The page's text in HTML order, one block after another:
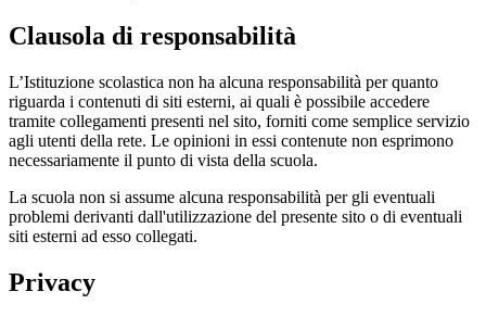
Clausola di responsabilità
L’Istituzione scolastica non ha alcuna responsabilità per quanto
riguarda i contenuti di siti esterni, ai quali è possibile accedere
tramite collegamenti presenti nel sito, forniti come semplice servizio
agli utenti della rete. Le opinioni in essi contenute non esprimono
necessariamente il punto di vista della scuola.
La scuola non si assume alcuna responsabilità per gli eventuali
problemi derivanti dall'utilizzazione del presente sito o di eventuali
siti esterni ad esso collegati.
Privacy